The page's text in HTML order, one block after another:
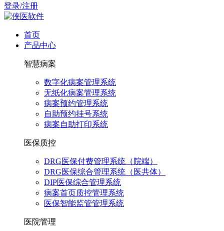
登录/注册
首页
产品中心
智慧病案
数字化病案管理系统
无纸化病案管理系统
病案预约管理系统
自助预约挂号系统
病案自助打印系统
医保质控
DRG医保付费管理系统（院端）
DRG医保综合管理系统（医共体）
DIP医保综合管理系统
病案首页质控管理系统
医保智能监管管理系统
医院管理